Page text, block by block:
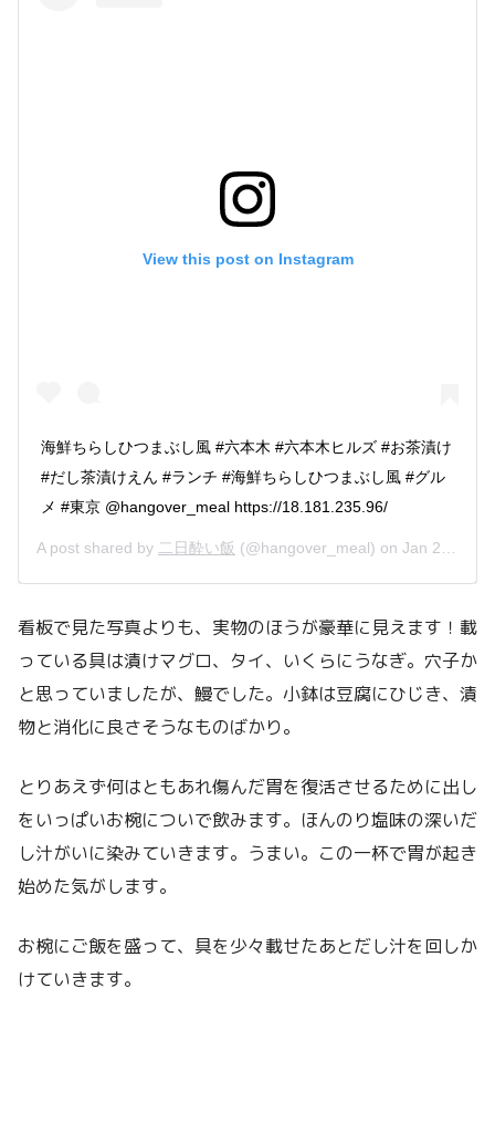
View this post on Instagram
海鮮ちらしひつまぶし風 #六本木 #六本木ヒルズ #お茶漬け
#だし茶漬けえん #ランチ #海鮮ちらしひつまぶし風 #グル
メ #東京 @hangover_meal https://18.181.235.96/
A post shared by 二日酔い飯 (@hangover_meal) on Jan 22, 2019 at 3:23pm PST
看板で見た写真よりも、実物のほうが豪華に見えます！載
っている具は漬けマグロ、タイ、いくらにうなぎ。穴子か
と思っていましたが、鰻でした。小鉢は豆腐にひじき、漬
物と消化に良さそうなものばかり。
とりあえず何はともあれ傷んだ胃を復活させるために出し
をいっぱいお椀についで飲みます。ほんのり塩味の深いだ
し汁がいに染みていきます。うまい。この一杯で胃が起き
始めた気がします。
お椀にご飯を盛って、具を少々載せたあとだし汁を回しか
けていきます。